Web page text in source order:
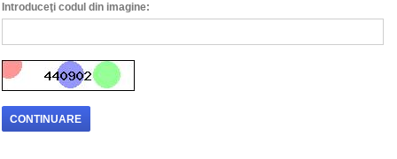
Introduceţi codul din imagine:
CONTINUARE